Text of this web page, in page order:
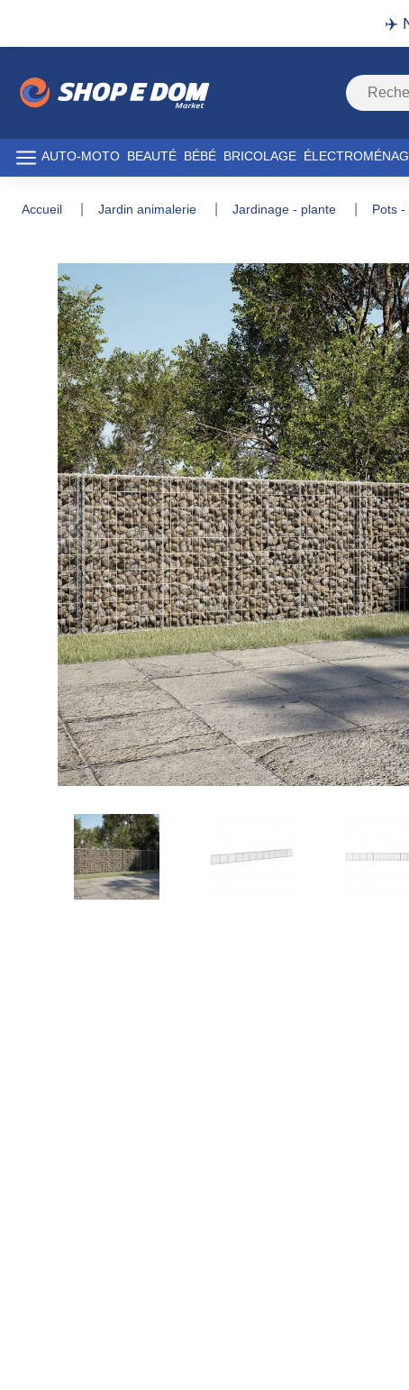
✈️
AUTO-MOTO BEAUTÉ BÉBÉ BRICOLAGE
accueil jardin animalerie jardinage - plante pots